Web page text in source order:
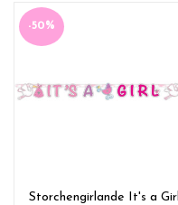
-50%
Storchengirlande It's a Girl